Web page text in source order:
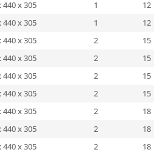
440 x 305 1 12
440 x 305 1 12
440 x 305 2 15
440 x 305 2 15
440 x 305 2 15
440 x 305 2 15
440 x 305 2 18
440 x 305 2 18
440 x 305 2 18